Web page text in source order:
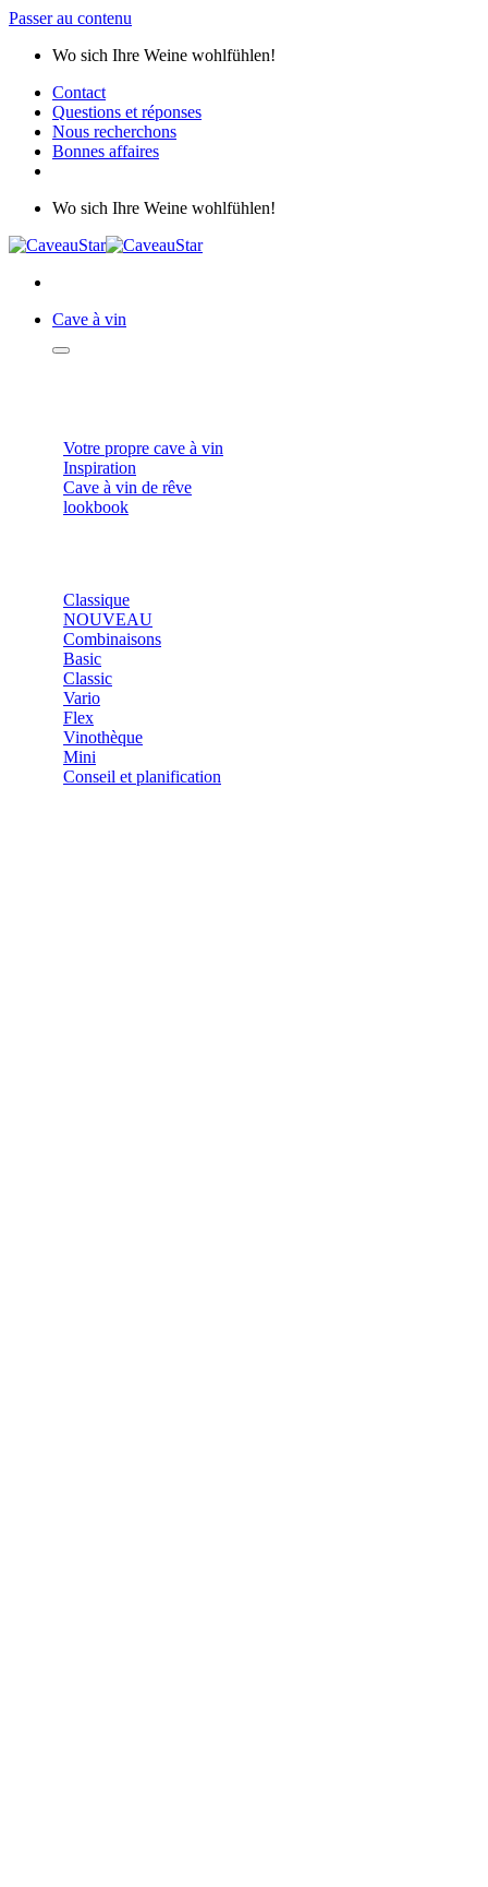
Passer au contenu
Wo sich Ihre Weine wohlfühlen!
Contact
Questions et réponses
Nous recherchons
Bonnes affaires
Wo sich Ihre Weine wohlfühlen!
Cave à vin
Votre propre cave à vin
Inspiration
Cave à vin de rêve
lookbook
Classique
NOUVEAU
Combinaisons
Basic
Classic
Vario
Flex
Vinothèque
Mini
Conseil et planification